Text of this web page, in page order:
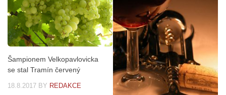
Šampionem Velkopavlovicka
se stal Tramín červený
18.8.2017 BY REDAKCE